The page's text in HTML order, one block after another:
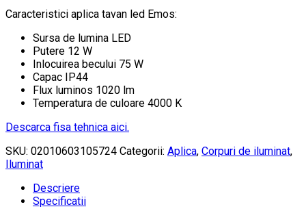
Caracteristici aplica tavan led Emos:
Sursa de lumina LED
Putere 12 W
Inlocuirea becului 75 W
Capac IP44
Flux luminos 1020 lm
Temperatura de culoare 4000 K
Descarca fisa tehnica aici.
SKU: 02010603105724 Categorii: Aplica, Corpuri de iluminat,
Iluminat
Descriere
Specificatii